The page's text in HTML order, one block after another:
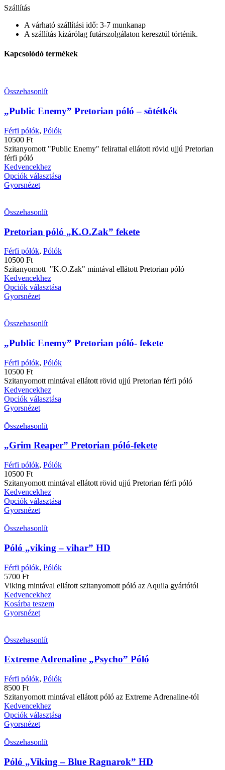
Szállítás
A várható szállítási idő: 3-7 munkanap
A szállítás kizárólag futárszolgálaton keresztül történik.
Kapcsolódó termékek
Összehasonlít
„Public Enemy” Pretorian póló – sötétkék
Férfi pólók, Pólók
10500 Ft
Szitanyomott "Public Enemy" felirattal ellátott rövid ujjú Pretorian
férfi póló
Kedvencekhez
Opciók választása
Gyorsnézet
Összehasonlít
Pretorian póló „K.O.Zak” fekete
Férfi pólók, Pólók
10500 Ft
Szitanyomott "K.O.Zak" mintával ellátott Pretorian póló
Kedvencekhez
Opciók választása
Gyorsnézet
Összehasonlít
„Public Enemy” Pretorian póló- fekete
Férfi pólók, Pólók
10500 Ft
Szitanyomott mintával ellátott rövid ujjú Pretorian férfi póló
Kedvencekhez
Opciók választása
Gyorsnézet
Összehasonlít
„Grim Reaper” Pretorian póló-fekete
Férfi pólók, Pólók
10500 Ft
Szitanyomott mintával ellátott rövid ujjú Pretorian férfi póló
Kedvencekhez
Opciók választása
Gyorsnézet
Összehasonlít
Póló „viking – vihar” HD
Férfi pólók, Pólók
5700 Ft
Viking mintával ellátott szitanyomott póló az Aquila gyártótól
Kedvencekhez
Kosárba teszem
Gyorsnézet
Összehasonlít
Extreme Adrenaline „Psycho” Póló
Férfi pólók, Pólók
8500 Ft
Szitanyomott mintával ellátott póló az Extreme Adrenaline-tól
Kedvencekhez
Opciók választása
Gyorsnézet
Összehasonlít
Póló „Viking – Blue Ragnarok” HD